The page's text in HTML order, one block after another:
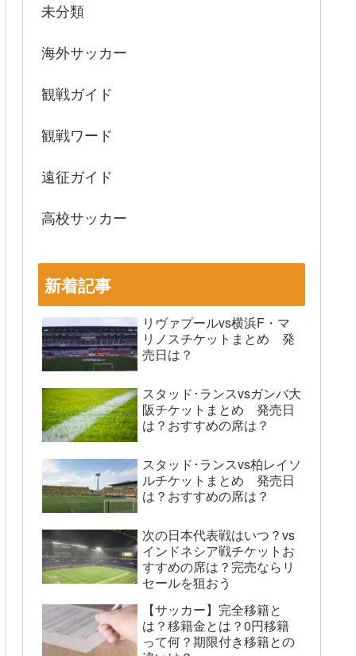
未分類
海外サッカー
観戦ガイド
観戦ワード
遠征ガイド
高校サッカー
新着記事
リヴァプールvs横浜F・マ
リノスチケットまとめ 発
売日は？
スタッド･ランスvsガンバ大
阪チケットまとめ 発売日
は？おすすめの席は？
スタッド･ランスvs柏レイソ
ルチケットまとめ 発売日
は？おすすめの席は？
次の日本代表戦はいつ？vs
インドネシア戦チケットお
すすめの席は？完売ならリ
セールを狙おう
【サッカー】完全移籍と
は？移籍金とは？0円移籍
って何？期限付き移籍との